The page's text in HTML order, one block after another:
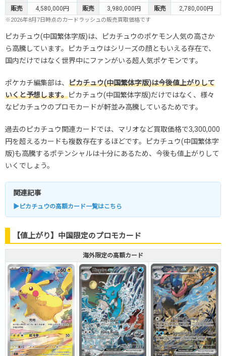
販売
4,580,000円 販売 3,980,000円 販売 2,780,000円
※2026年8月7日時点のカードラッシュの販売買取価格です
ピカチュウ(中国繁体字版)は、ピカチュウのポケモン人気の高さか
ら高騰しています。ピカチュウはシリーズの顔ともいえる存在で、
国内だけではなく世界中にファンがいる超人気ポケモンです。
ポケカチ編集部は、 ピカチュウ(中国繁体字版)は今後値上がりして
いくと予想します。ピカチュウ(中国繁体字版)だけではなく、様々
なピカチュウのプロモカードが軒並み高騰しているためです。
過去のピカチュウ関連カードでは、マリオなど買取価格で3,300,000
円を超えるカードも複数存在するほどです。ピカチュウ(中国繁体字
版)も高騰するポテンシャルは十分にあるため、今後も値上がりして
いくでしょう。
関連記事
▶ピカチュウの高額カード一覧はこちら
【値上がり】中国限定のプロモカード
海外限定の高額カード